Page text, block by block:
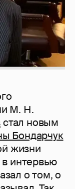
М. Н.
стал новым
Бондарчук
жизни
в интервью
о том, о